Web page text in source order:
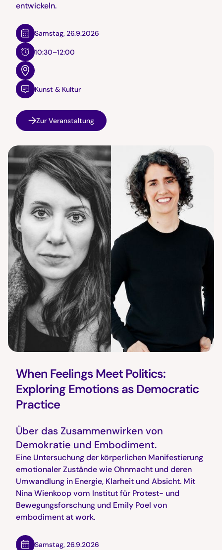
entwickeln.
Samstag,26.9.2026
10:30–12:00
Kunst & Kultur
Zur Veranstaltung
When Feelings Meet Politics:
Exploring Emotions as Democratic
Practice
Über das Zusammenwirken von
Demokratie und Embodiment.
Eine Untersuchung der körperlichen Manifestierung
emotionaler Zustände wie Ohnmacht und deren
Umwandlung in Energie, Klarheit und Absicht. Mit
Nina Wienkoop vom Institut für Protest- und
Bewegungsforschung und Emily Poel von
embodiment at work.
Samstag,26.9.2026